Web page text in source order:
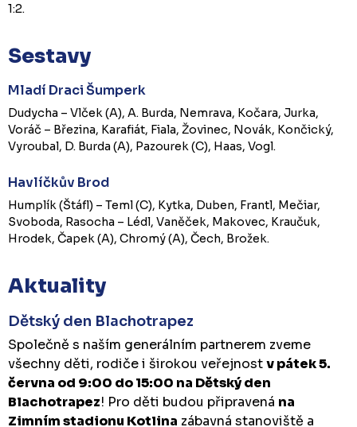
1:2.
Sestavy
Mladí Draci Šumperk
Dudycha – Vlček (A), A. Burda, Nemrava, Kočara, Jurka,
Voráč – Březina, Karafiát, Fiala, Žovinec, Novák, Končický,
Vyroubal, D. Burda (A), Pazourek (C), Haas, Vogl.
Havlíčkův Brod
Humplík (Štáfl) – Teml (C), Kytka, Duben, Frantl, Mečiar,
Svoboda, Rasocha – Lédl, Vaněček, Makovec, Kraučuk,
Hrodek, Čapek (A), Chromý (A), Čech, Brožek.
Aktuality
Dětský den Blachotrapez
Společně s naším generálním partnerem zveme
všechny děti, rodiče i širokou veřejnostv pátek 5.
června od 9:00 do 15:00 na Dětský den
Blachotrapez! Pro děti budou připravená na
Zimním stadionu Kotlina zábavná stanoviště a